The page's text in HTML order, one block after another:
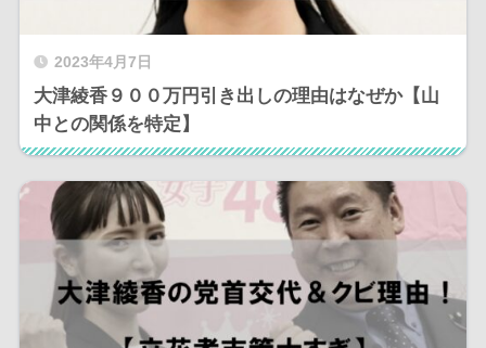
2023年4月7日
大津綾香９００万円引き出しの理由はなぜか【山
中との関係を特定】